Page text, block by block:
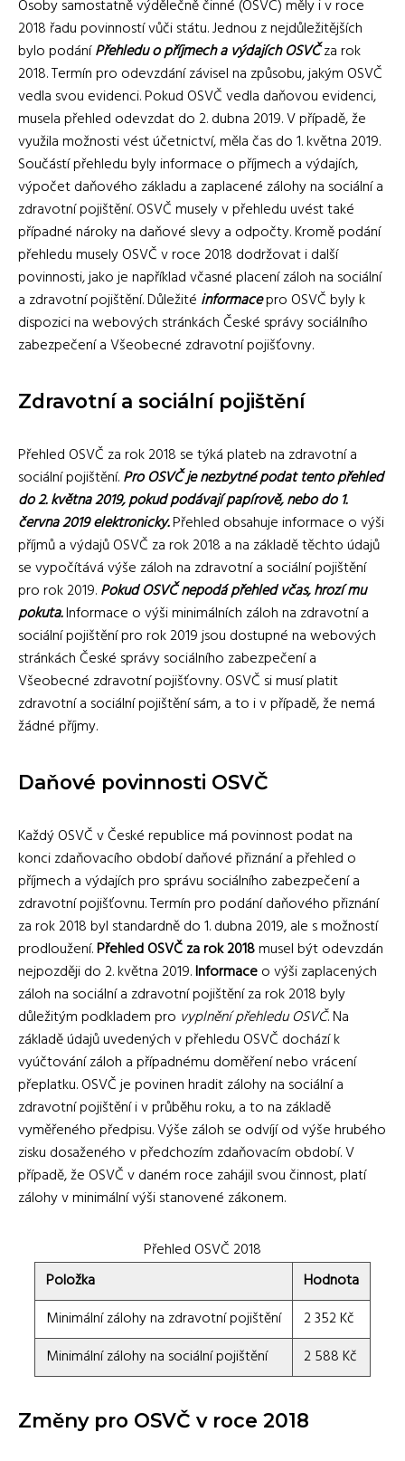
Osoby samostatně výdělečně činné (OSVČ) měly i v roce
2018 řadu povinností vůči státu. Jednou z nejdůležitějších
bylo podáníPřehledu o příjmech a výdajích OSVČza rok
2018. Termín pro odevzdání závisel na způsobu, jakým OSVČ
vedla svou evidenci. Pokud OSVČ vedla daňovou evidenci,
musela přehled odevzdat do 2. dubna 2019. V případě, že
využila možnosti vést účetnictví, měla čas do 1. května 2019.
Součástí přehledu byly informace o příjmech a výdajích,
výpočet daňového základu a zaplacené zálohy na sociální a
zdravotní pojištění. OSVČ musely v přehledu uvést také
případné nároky na daňové slevy a odpočty. Kromě podání
přehledu musely OSVČ v roce 2018 dodržovat i další
povinnosti, jako je například včasné placení záloh na sociální
a zdravotní pojištění. Důležité informacepro OSVČ byly k
dispozici na webových stránkách České správy sociálního
zabezpečení a Všeobecné zdravotní pojišťovny.
Zdravotní a sociální pojištění
Přehled OSVČ za rok 2018 se týká plateb na zdravotní a
sociální pojištění.Pro OSVČ je nezbytné podat tento přehled
do 2. května 2019, pokud podávají papírově, nebo do 1.
června 2019 elektronicky.Přehled obsahuje informace o výši
příjmů a výdajů OSVČ za rok 2018 a na základě těchto údajů
se vypočítává výše záloh na zdravotní a sociální pojištění
pro rok 2019.Pokud OSVČ nepodá přehled včas, hrozí mu
pokuta.Informace o výši minimálních záloh na zdravotní a
sociální pojištění pro rok 2019 jsou dostupné na webových
stránkách České správy sociálního zabezpečení a
Všeobecné zdravotní pojišťovny. OSVČ si musí platit
zdravotní a sociální pojištění sám, a to i v případě, že nemá
žádné příjmy.
Daňové povinnosti OSVČ
Každý OSVČ v České republice má povinnost podat na
konci zdaňovacího období daňové přiznání a přehled o
příjmech a výdajích pro správu sociálního zabezpečení a
zdravotní pojišťovnu. Termín pro podání daňového přiznání
za rok 2018 byl standardně do 1. dubna 2019, ale s možností
prodloužení.Přehled OSVČ za rok 2018musel být odevzdán
nejpozději do 2. května 2019.Informaceo výši zaplacených
záloh na sociální a zdravotní pojištění za rok 2018 byly
důležitým podkladem pro vyplnění přehledu OSVČ. Na
základě údajů uvedených v přehledu OSVČ dochází k
vyúčtování záloh a případnému doměření nebo vrácení
přeplatku. OSVČ je povinen hradit zálohy na sociální a
zdravotní pojištění i v průběhu roku, a to na základě
vyměřeného předpisu. Výše záloh se odvíjí od výše hrubého
zisku dosaženého v předchozím zdaňovacím období. V
případě, že OSVČ v daném roce zahájil svou činnost, platí
zálohy v minimální výši stanovené zákonem.
Přehled OSVČ 2018
Položka
Hodnota
Minimální zálohy na zdravotní pojištění
2 352 Kč
Minimální zálohy na sociální pojištění
2 588 Kč
Změny pro OSVČ v roce 2018